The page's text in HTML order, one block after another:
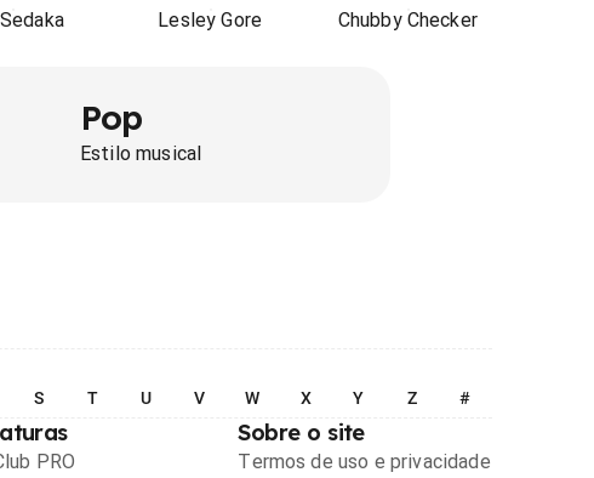
Lesley Gore Chubby Checker
Pop
Estilo musical
S T U V W X Y Z #
PRO
Sobre o site
Termos de uso e privacidade